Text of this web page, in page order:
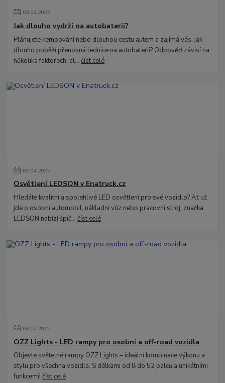
03.04.2025
Jak dlouho vydrží na autobaterii?
Plánujete kempování nebo dlouhou cestu autem a zajímá vás, jak
dlouho poběží přenosná lednice na autobaterii? Odpověď závisí na
několika faktorech, al...číst celé
02.04.2025
Osvětlení LEDSON v Enatruck.cz
Hledáte kvalitní a spolehlivé LED osvětlení pro své vozidlo? Ať už
jde o osobní automobil, nákladní vůz nebo pracovní stroj, značka
LEDSON nabízí špič...číst celé
03.02.2025
OZZ Lights - LED rampy pro osobní a off-road vozidla
Objevte světelné rampy OZZ Lights – ideální kombinace výkonu a
stylu pro všechna vozidla. S délkami od 8 do 52 palců a unikátními
funkcemi!číst celé